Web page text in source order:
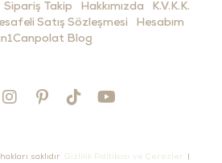
Sipariş Takip Hakkımızda
K.V.K.K.
Satış Sözleşmesi
Hesabım
Blog
saklıdır Gizlilik Politikası ve Çerezler